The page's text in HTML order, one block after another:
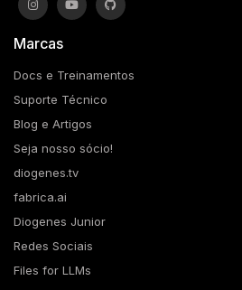
Marcas
Docs e Treinamentos
Suporte Técnico
Blog e Artigos
Seja nosso sócio!
diogenes.tv
fabrica.ai
Diogenes Junior
Redes Sociais
Files for LLMs